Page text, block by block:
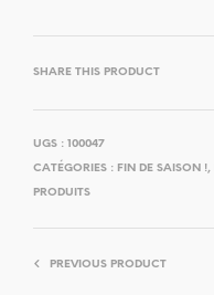
SHARE THIS PRODUCT
UGS : 100047
CATÉGORIES : FIN DE SAISON !,
PRODUITS
PREVIOUS PRODUCT